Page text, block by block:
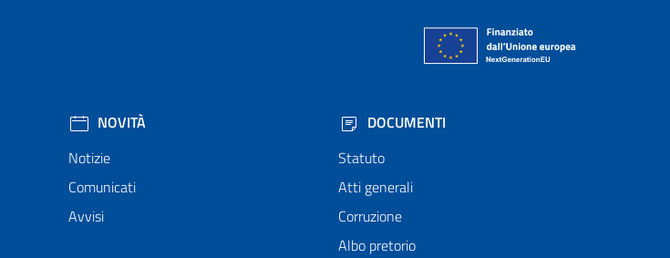
NOVITÀ
Notizie
Comunicati
Avvisi
DOCUMENTI
Statuto
Atti generali
Corruzione
Albo pretorio